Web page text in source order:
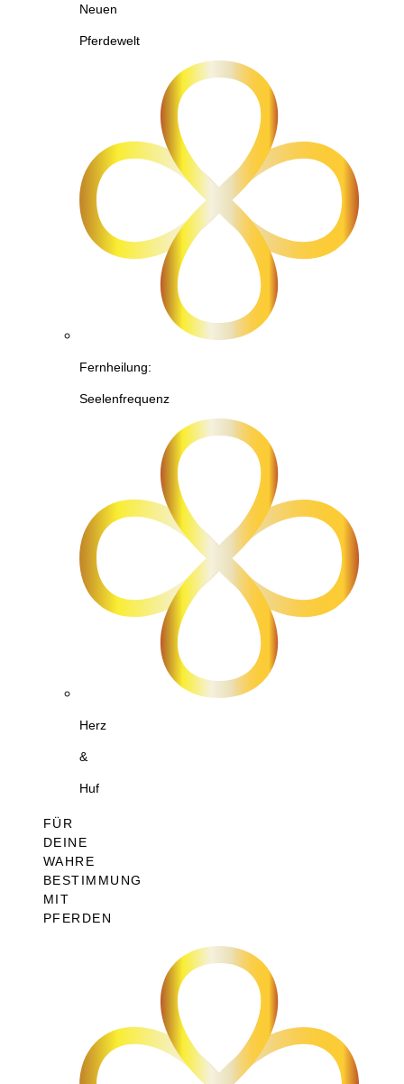
Neuen
Pferdewelt
Fernheilung:
Seelenfrequenz
Herz
&
Huf
FÜR
DEINE
WAHRE
BESTIMMUNG
MIT
PFERDEN